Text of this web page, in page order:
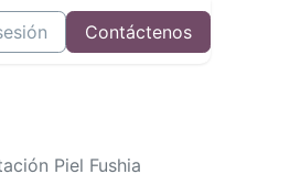
Contáctenos
Piel Fushia